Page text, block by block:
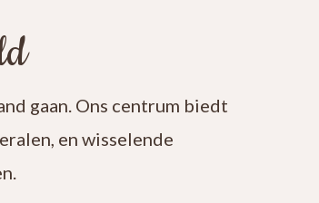
gaan. Ons centrum biedt
en wisselende